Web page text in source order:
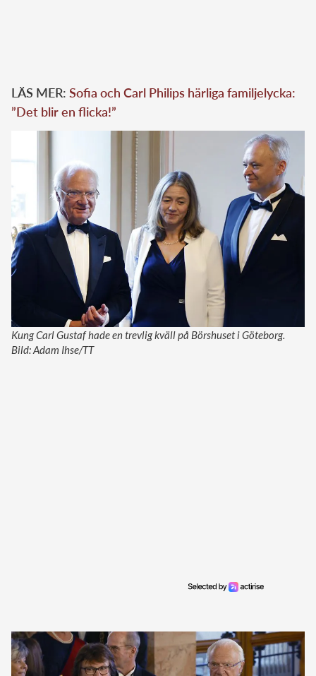
LÄS MER: Sofia och Carl Philips härliga familjelycka:
”Det blir en flicka!”
Kung Carl Gustaf hade en trevlig kväll på Börshuset i Göteborg.
Bild: Adam Ihse/TT